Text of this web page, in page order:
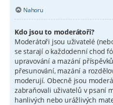
Nahoru
Kdo jsou to moderátoři?
Moderátoři jsou uživatelé
se starají o každodenní chod
upravování a mazání
přesunování, mazání a
moderují. Obecně jsou
zabraňovali uživatelů v psaní
hanlivých nebo urážlivých